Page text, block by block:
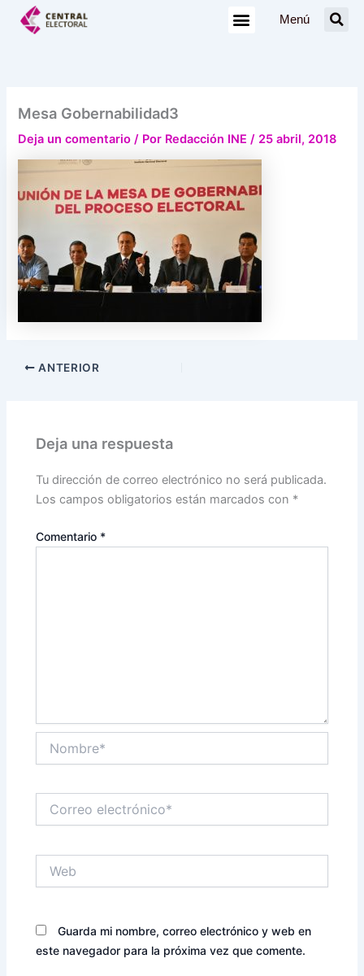
Menú
Mesa Gobernabilidad3
Deja un comentario / Por Redacción INE/ 25 abril, 2018
ANTERIOR
Deja una respuesta
Tu dirección de correo electrónico no será publicada.
Los campos obligatorios están marcados con *
Comentario *
electrónico*
Guarda mi nombre, correo electrónico y web en
este navegador para la próxima vez que comente.